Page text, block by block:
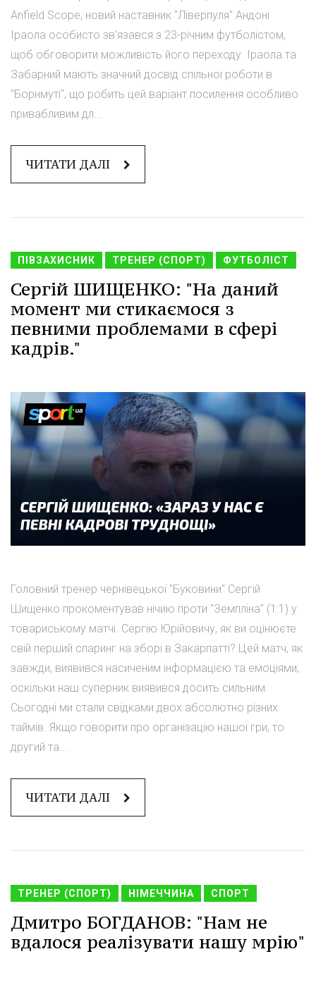
Anfield Scope, новий наставник "Ліверпуля" Андоні
Іраола особисто зв'язався з 23-річним футболістом,
щоб обговорити можливість його переходу. Іраола та
Забарний мають значний досвід спільної роботи в
"Борнмуті", що робить цей варіант посилення особливо
привабливим дл...
ЧИТАТИ ДАЛІ
ПІВЗАХИСНИК ТРЕНЕР (СПОРТ) ФУТБОЛІСТ
Сергій ШИЩЕНКО: "На даний
момент ми стикаємося з
певними проблемами в сфері
кадрів."
Головний тренер чернівецької "Буковини" Сергій
Шищенко прокоментував нічию проти "Земпліна" (1:1) у
товариському матчі. Сергію Юрійовичу, як ви оцінюєте
свій перший спаринг на зборі в Закарпатті? Цей матч, як
завжди, виявився насиченим інформацією та емоціями,
оскільки наш суперник виявився досить сильним.
Сьогодні ми стали свідками двох абсолютно різних
таймів. Якщо говорити про організацію нашої гри, то
другий та...
ЧИТАТИ ДАЛІ
ТРЕНЕР (СПОРТ) НІМЕЧЧИНА СПОРТ
Дмитро БОГДАНОВ: "Нам не
вдалося реалізувати нашу мрію"